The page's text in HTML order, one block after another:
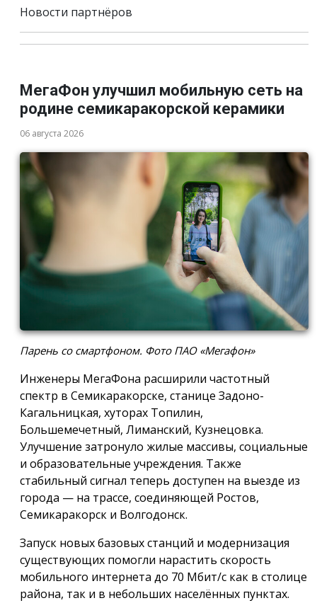
Новости партнёров
МегаФон улучшил мобильную сеть на
родине семикаракорской керамики
06 августа 2026
Парень со смартфоном. Фото ПАО «Мегафон»
Инженеры МегаФона расширили частотный
спектр в Семикаракорске, станице Задоно-
Кагальницкая, хуторах Топилин,
Большемечетный, Лиманский, Кузнецовка.
Улучшение затронуло жилые массивы, социальные
и образовательные учреждения. Также
стабильный сигнал теперь доступен на выезде из
города — на трассе, соединяющей Ростов,
Семикаракорск и Волгодонск.
Запуск новых базовых станций и модернизация
существующих помогли нарастить скорость
мобильного интернета до 70 Мбит/с как в столице
района, так и в небольших населённых пунктах.